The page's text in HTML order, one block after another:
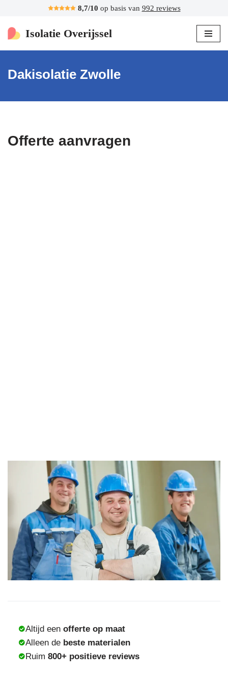
Ga
naar
inhoud
8,7/10 op basis van 992 reviews
Isolatie Overijssel
Dakisolatie Zwolle
Offerte aanvragen
Altijd een offerte op maat
Alleen de beste materialen
Ruim 800+ positieve reviews